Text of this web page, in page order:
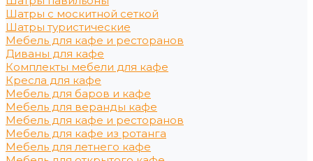
Шатры с москитной сеткой
Шатры туристические
Мебель для кафе и ресторанов
Диваны для кафе
Комплекты мебели для кафе
Кресла для кафе
Мебель для баров и кафе
Мебель для веранды кафе
Мебель для кафе и ресторанов
Мебель для кафе из ротанга
Мебель для летнего кафе